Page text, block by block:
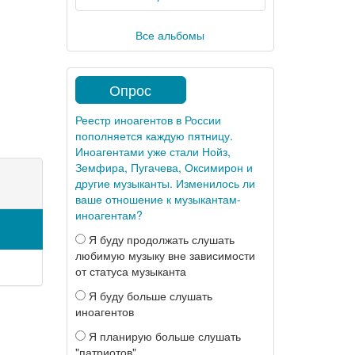
Все альбомы
Опрос
Реестр иноагентов в России
пополняется каждую пятницу.
Иноагентами уже стали Нойз,
Земфира, Пугачева, Оксимирон и
другие музыканты. Изменилось ли
ваше отношение к музыкантам-
иноагентам?
Я буду продолжать слушать
любимую музыку вне зависимости
от статуса музыканта
Я буду больше слушать
иноагентов
Я планирую больше слушать
"патриотов"